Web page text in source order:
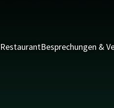
RestaurantBesprechungen &